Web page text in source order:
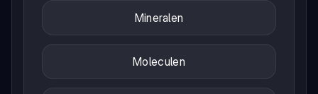
Mineralen
Moleculen